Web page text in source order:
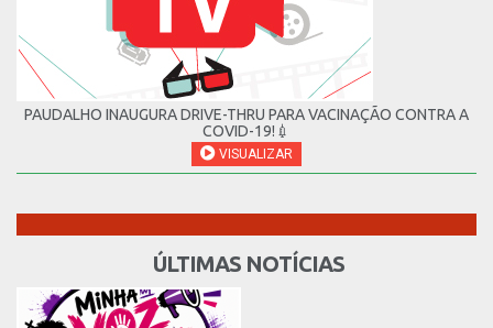
PAUDALHO INAUGURA DRIVE-THRU PARA VACINAÇÃO CONTRA A
COVID-19!💉
VISUALIZAR
ÚLTIMAS NOTÍCIAS